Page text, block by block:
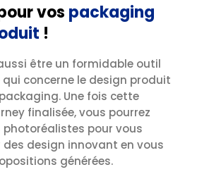
vos packaging
!
être un formidable outil
concerne le design produit
Une fois cette
finalisée, vous pourrez
photoréalistes pour vous
design innovant en vous
générées.